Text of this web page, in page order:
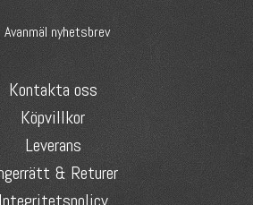
Avanmäl nyhetsbrev
Kontakta oss
Köpvillkor
Leverans
& Returer
Integritetspolicy